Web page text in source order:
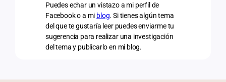
Puedes echar un vistazo a mi perfil de
Facebook o a mi blog. Si tienes algún tema
del que te gustaría leer puedes enviarme tu
sugerencia para realizar una investigación
del tema y publicarlo en mi blog.